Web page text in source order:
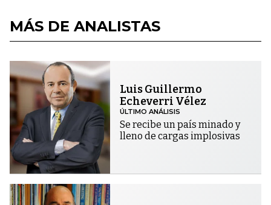
MÁS DE ANALISTAS
Luis Guillermo
Echeverri Vélez
ÚLTIMO ANÁLISIS
Se recibe un país minado y
lleno de cargas implosivas